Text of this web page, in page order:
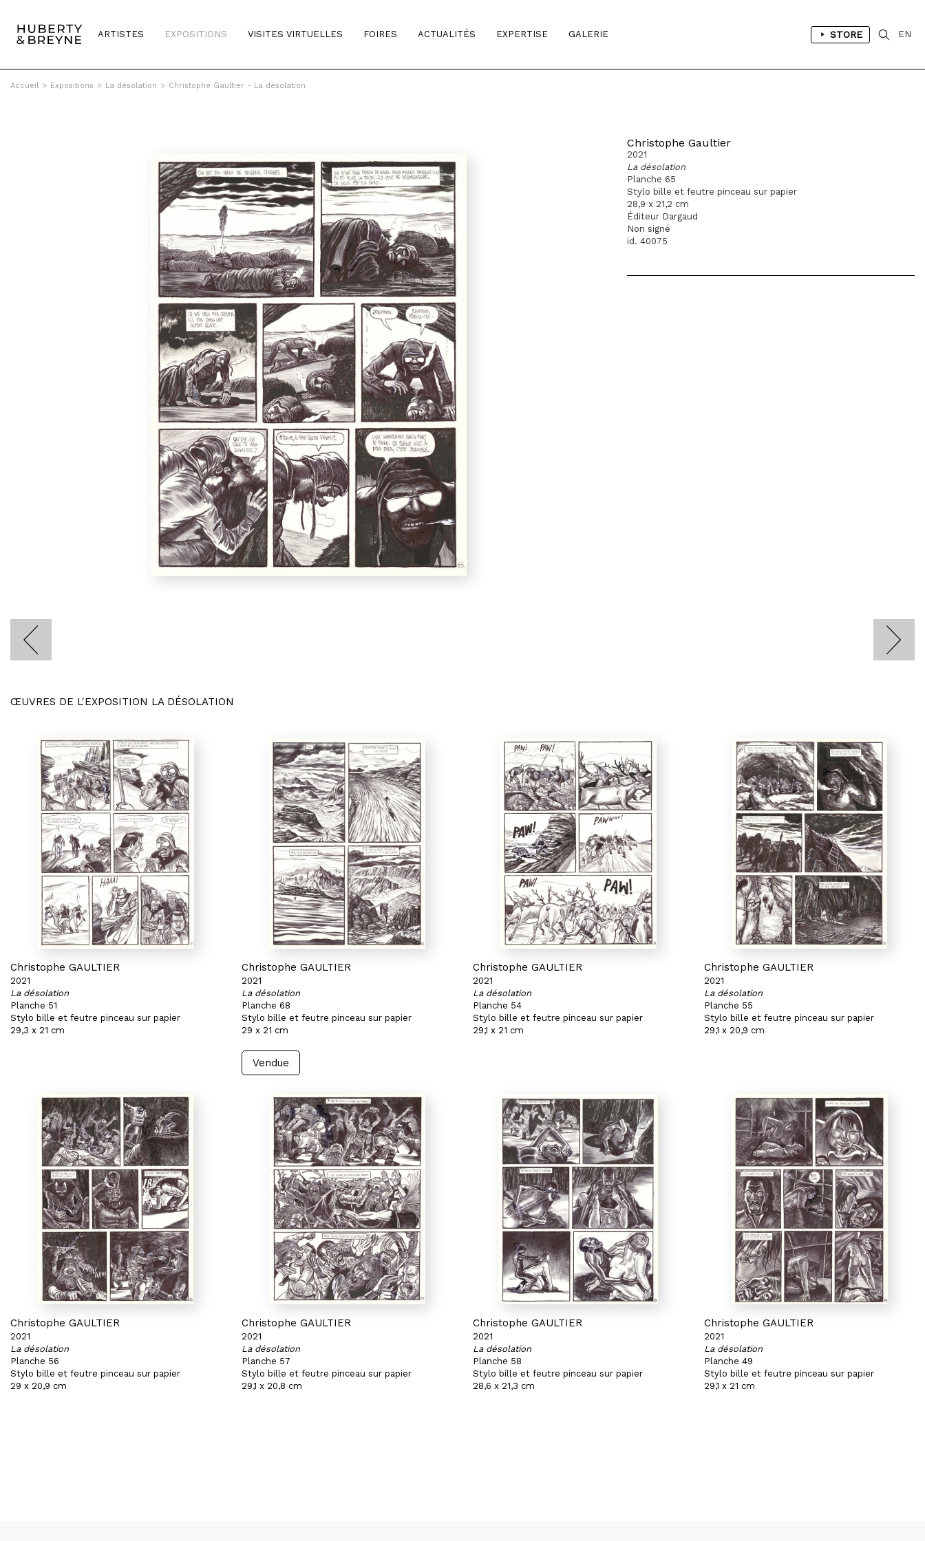
ARTISTES EXPOSITIONS VISITES VIRTUELLES FOIRES ACTUALITÉS EXPERTISE GALERIE STORE EN
Accueil > Expositions > La désolation > Christophe Gaultier - La désolation
Christophe Gaultier
2021
La désolation
Planche 65
Stylo bille et feutre pinceau sur papier
28,9 x 21,2 cm
Éditeur Dargaud
Non signé
id. 40075
ŒUVRES DE L'EXPOSITION LA DÉSOLATION
Christophe GAULTIER
2021
La désolation
Planche 51
Stylo bille et feutre pinceau sur papier
29,3 x 21 cm
Christophe GAULTIER
2021
La désolation
Planche 68
Stylo bille et feutre pinceau sur papier
29 x 21 cm
Vendue
Christophe GAULTIER
2021
La désolation
Planche 54
Stylo bille et feutre pinceau sur papier
29,1 x 21 cm
Christophe GAULTIER
2021
La désolation
Planche 55
Stylo bille et feutre pinceau sur papier
29,1 x 20,9 cm
Christophe GAULTIER
2021
La désolation
Planche 56
Stylo bille et feutre pinceau sur papier
29 x 20,9 cm
Christophe GAULTIER
2021
La désolation
Planche 57
Stylo bille et feutre pinceau sur papier
29,1 x 20,8 cm
Christophe GAULTIER
2021
La désolation
Planche 58
Stylo bille et feutre pinceau sur papier
28,6 x 21,3 cm
Christophe GAULTIER
2021
La désolation
Planche 49
Stylo bille et feutre pinceau sur papier
29,1 x 21 cm